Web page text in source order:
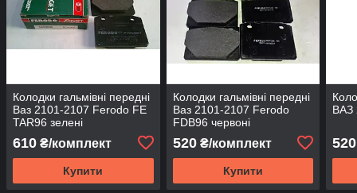
Колодки гальмівні передні
Ваз 2101-2107 Ferodo FE
TAR96 зелені
610 ₴/комплект
Купити
Колодки гальмівні передні
Ваз 2101-2107 Ferodo
FDB96 червоні
520₴/комплект
Купити
ВАЗ
520